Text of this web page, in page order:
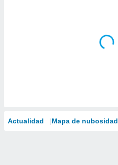
Actualidad Mapa de nubosidad